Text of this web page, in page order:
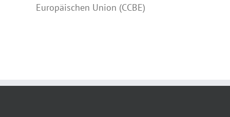
Europäischen Union (CCBE)